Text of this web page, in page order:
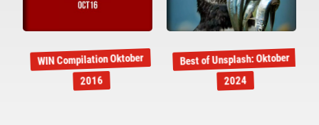
WIN Compilation Oktober
2016
Best of Unsplash: Oktober
2024